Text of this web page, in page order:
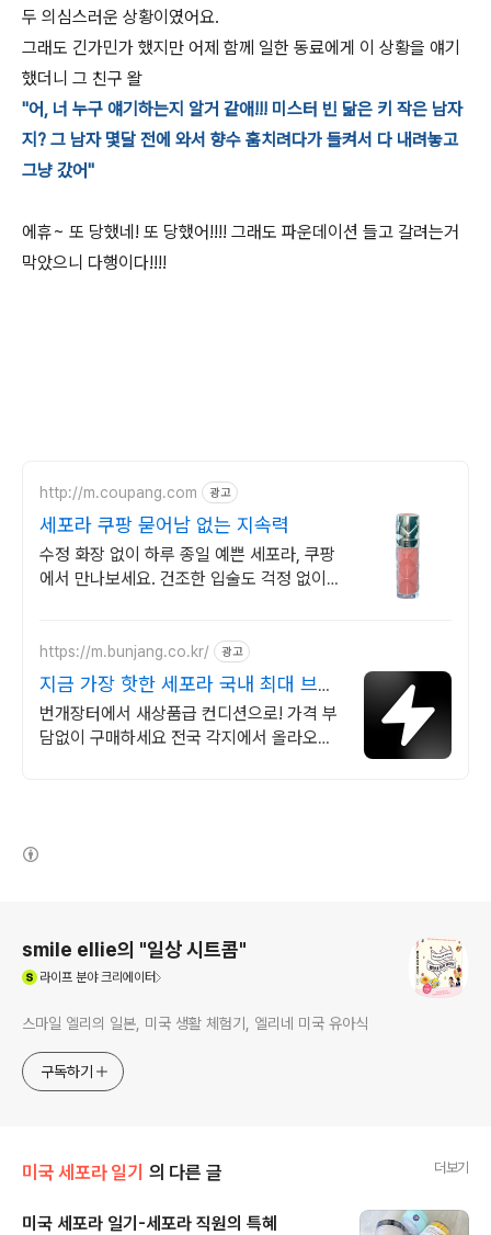
두 의심스러운 상황이였어요.
그래도 긴가민가 했지만 어제 함께 일한 동료에게 이 상황을 얘기
했더니 그 친구 왈
"어, 너 누구 얘기하는지 알거 같애!!! 미스터 빈 닮은 키 작은 남자
지? 그 남자 몇달 전에 와서 향수 훔치려다가 들켜서 다 내려놓고
그냥 갔어"
에휴~ 또 당했네! 또 당했어!!!! 그래도 파운데이션 들고 갈려는거
막았으니 다행이다!!!!
http://m.coupang.com 광고
세포라 쿠팡 묻어남 없는 지속력
수정 화장 없이 하루 종일 예쁜 세포라, 쿠팡
에서 만나보세요. 건조한 입술도 걱정 없이,
https://m.bunjang.co.kr/ 광고
지금 가장 핫한 세포라 국내 최대 브랜
드 중고거래
번개장터에서 새상품급 컨디션으로! 가격 부
담없이 구매하세요 전국 각지에서 올라오는
smile ellie의 "일상 시트콤"
라이프분야 크리에이터
스마일 엘리의 일본, 미국 생활 체험기, 엘리네 미국 유아식
구독하기
미국 세포라 일기 의 다른 글 더보기
미국 세포라 일기-세포라 직원의 특혜